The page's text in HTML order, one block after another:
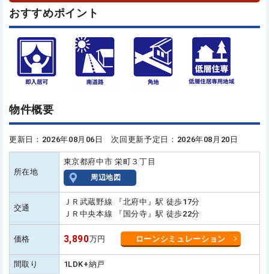
おすすめポイント
物件概要
更新日：2026年08月06日 次回更新予定日：2026年08月20日
所在地
東京都府中市 栄町３丁目
周辺地図
交通
ＪＲ武蔵野線 『北府中』駅 徒歩17分
ＪＲ中央本線 『国分寺』駅 徒歩22分
価格 3,890万円 ローンシミュレーション
間取り 1LDK+納戸